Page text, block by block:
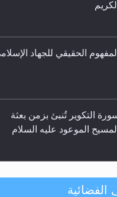
وغير المحجبات؟
الكريم
المفهوم الحقيقي للجهاد
التكوير تُنبئ بزمن بعثة
المسيح الموعود عليه السلام
المسيح الدجال
الفضائية